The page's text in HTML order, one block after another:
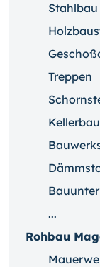
Stahlbau
Treppen
Kellerbau
...
Rohbau